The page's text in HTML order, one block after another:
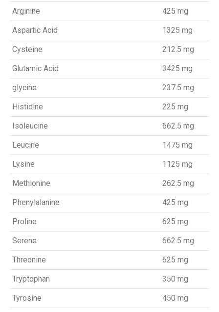
Arginine 425 mg
Aspartic Acid 1325 mg
Cysteine 212.5 mg
Glutamic Acid 3425 mg
glycine 237.5 mg
Histidine 225 mg
Isoleucine 662.5 mg
Leucine 1475 mg
Lysine 1125 mg
Methionine 262.5 mg
Phenylalanine 425 mg
Proline 625 mg
Serene 662.5 mg
Threonine 625 mg
Tryptophan 350 mg
Tyrosine 450 mg